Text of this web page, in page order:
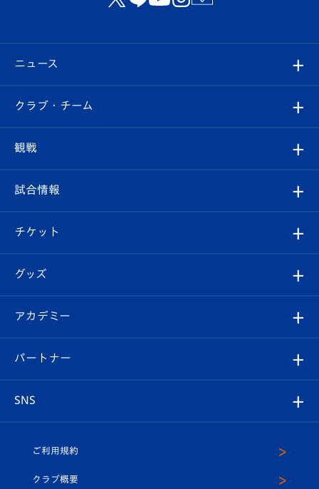
ニュース
すべて
クラブ
試合情報
チケット
イベント
メディア
ホームタウン
クラブ・チーム
クラブ概要
エンブレム紹介
スタッフプロフィール
マスコット紹介
観戦
観戦ルール
はじめての観戦ガイド
Revive Team
ヴィヴィくんの長崎おもてなしガイド
試合情報
試合日程/結果
フォトギャラリー
スタジアムグルメ
チケット
チケット
V-LOVERS（ファンクラブ）
プレイヤーズスイート
グッズ
オンラインショップ
店舗情報
アカデミー
育成からのお知らせ
U-18
パートナー
SNS
ヴィヴィくんインスタグラム
ご利用規約
クラブ概要